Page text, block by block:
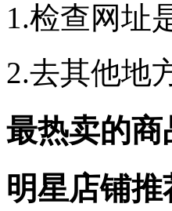
1.检查网址
2.去其他地
最热卖的商
明星店铺推